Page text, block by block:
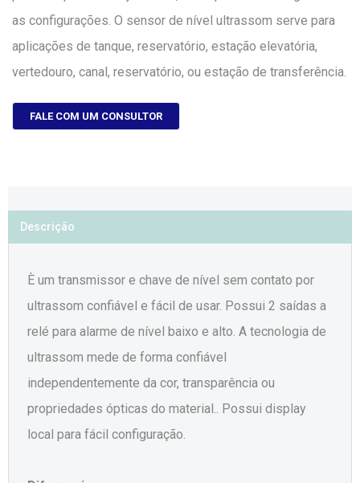
as configurações. O sensor de nível ultrassom serve para
aplicações de tanque, reservatório, estação elevatória,
vertedouro, canal, reservatório, ou estação de transferência.
FALE COM UM CONSULTOR
Descrição
È um transmissor e chave de nível sem contato por
ultrassom confiável e fácil de usar. Possui 2 saídas a
relé para alarme de nível baixo e alto. A tecnologia de
ultrassom mede de forma confiável
independentemente da cor, transparência ou
propriedades ópticas do material.. Possui display
local para fácil configuração.